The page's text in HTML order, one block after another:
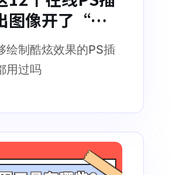
图像开了“外
绘制酷炫效果的PS插
用过吗